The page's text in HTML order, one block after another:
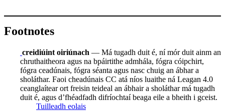
Footnotes
creidiúint oiriúnach — Má tugadh duit é, ní mór duit ainm an
chruthaitheora agus na bpáirtithe admhála, fógra cóipchirt,
fógra ceadúnais, fógra séanta agus nasc chuig an ábhar a
sholáthar. Faoi cheadúnais CC atá níos luaithe ná Leagan 4.0
ceanglaítear ort freisin teideal an ábhair a sholáthar má tugadh
duit é, agus d’fhéadfadh difríochtaí beaga eile a bheith i gceist.
Tuilleadh eolais